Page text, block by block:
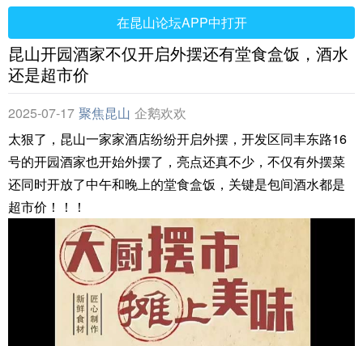
在昆山论坛APP中打开
昆山开园酒家不仅开启外摆还有堂食盒饭，酒水
还是超市价
2025-07-17 聚焦昆山 企鹅欢欢
太狠了，昆山一家家酒店纷纷开启外摆，开发区同丰东路16
号的开园酒家也开始外摆了，亮点还真不少，不仅有外摆菜
还同时开放了中午和晚上的堂食盒饭，关键是包间酒水都是
超市价！！！